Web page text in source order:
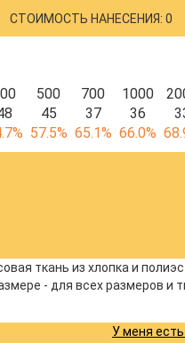
СТОИМОСТЬ НАНЕСЕНИЯ: 0
500 700 1000
45 37 36
57.5% 65.1% 66.0%
ткань из хлопка и
- для всех размеров и
У меня